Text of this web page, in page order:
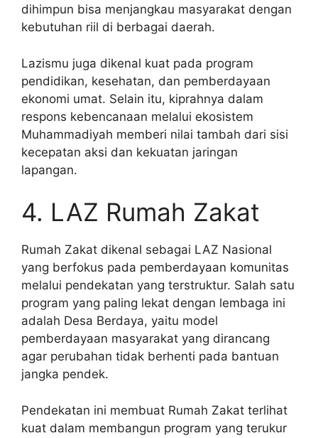
dihimpun bisa menjangkau masyarakat dengan
kebutuhan riil di berbagai daerah.
Lazismu juga dikenal kuat pada program
pendidikan, kesehatan, dan pemberdayaan
ekonomi umat. Selain itu, kiprahnya dalam
respons kebencanaan melalui ekosistem
Muhammadiyah memberi nilai tambah dari sisi
kecepatan aksi dan kekuatan jaringan
lapangan.
4. LAZ Rumah Zakat
Rumah Zakat dikenal sebagai LAZ Nasional
yang berfokus pada pemberdayaan komunitas
melalui pendekatan yang terstruktur. Salah satu
program yang paling lekat dengan lembaga ini
adalah Desa Berdaya, yaitu model
pemberdayaan masyarakat yang dirancang
agar perubahan tidak berhenti pada bantuan
jangka pendek.
Pendekatan ini membuat Rumah Zakat terlihat
kuat dalam membangun program yang terukur